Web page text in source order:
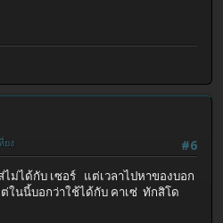
#6
ยง
ม่ได้กับ เซอร์ แต่เวลาไปหาของบอก
ในนี้บอกว่าใช้ได้กับ คาเซ่ ทักสิโด